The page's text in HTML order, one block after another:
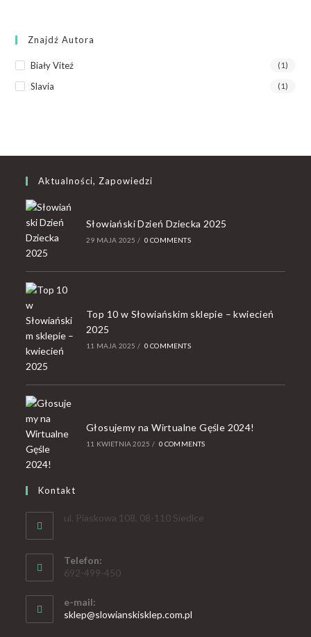
Znajdź Autora
Biały Viteź (1)
Slavia (1)
Aktualności, Zapowiedzi
Słowiański Dzień Dziecka 2025
29 MAJA 2025 / 0 COMMENTS
Top 10 w Słowiańskim sklepie – kwiecień
2025
11 MAJA 2025 / 0 COMMENTS
Głosujemy na Wirtualne Gęśle 2024!
11 KWIETNIA 2025 / 0 COMMENTS
Kontakt
ul. Piaskowa 108, 08-110 Siedlce
Telefon:
692-499-450
e-mail:
sklep@slowianskisklep.com.pl